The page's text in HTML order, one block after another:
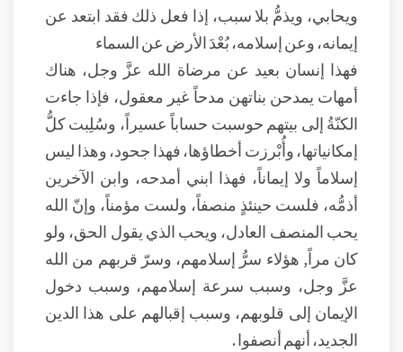
ويحابي، ويذمُّ بلا سبب، إذا فعل ذلك فقد ابتعد عن
إيمانه، وعن إسلامه، بُعْدَ الأرض عن السماء
فهذا إنسان بعيد عن مرضاة الله عزَّ وجل، هناك
أمهات يمدحن بناتهن مدحاً غير معقول، فإذا جاءت
الكنّةُ إلى بيتهم حوسبت حساباً عسيراً، وسُلِبت كلُّ
إمكانياتها، وأُبْرزت أخطاؤها، فهذا جحود، وهذا ليس
إسلاماً ولا إيماناً، فهذا ابني أمدحه، وابن الآخرين
أذمُّه، فلست حينئذٍ منصفاً، ولست مؤمناً، وإنّ الله
يحب المنصف العادل، ويحب الذي يقول الحق، ولو
كان مراً, هؤلاء سرُّ إسلامهم، وسرّ قربهم من الله
عزَّ وجل، وسبب سرعة إسلامهم، وسبب دخول
الإيمان إلى قلوبهم، وسبب إقبالهم على هذا الدين
الجديد، أنهم أنصفوا .